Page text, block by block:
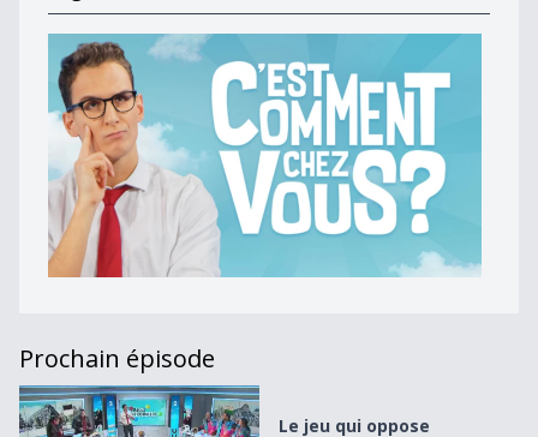
Prochain épisode
Le jeu qui oppose fribourgeois et vaudois
Le jeu qui oppose